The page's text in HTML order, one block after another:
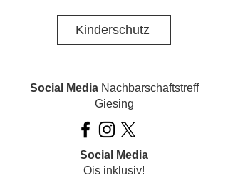
Kinderschutz
Social MediaNachbarschaftstreff
Giesing
Social Media
Ois inklusiv!